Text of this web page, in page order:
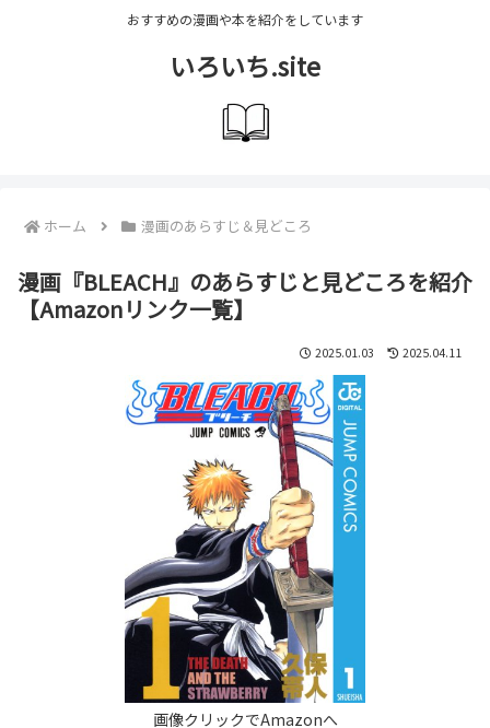
おすすめの漫画や本を紹介をしています
いろいち.site
ホーム 漫画のあらすじ＆見どころ
漫画『BLEACH』のあらすじと見どころを紹介
【Amazonリンク一覧】
2025.01.03 2025.04.11